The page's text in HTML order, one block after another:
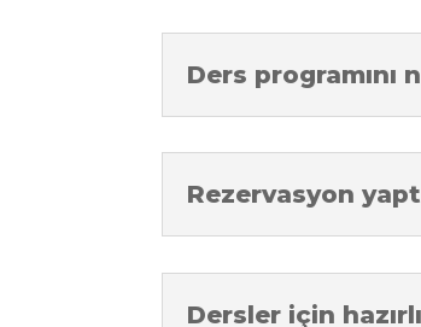
Ders programını
Rezervasyon
Dersler için